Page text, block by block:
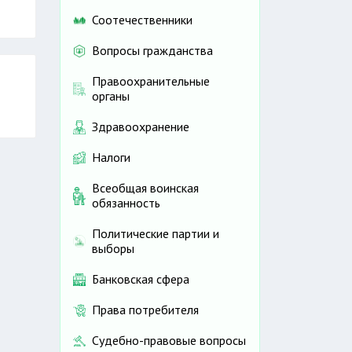
Соотечественники
Вопросы гражданства
Правоохранительные
органы
Здравоохранение
Налоги
Всеобщая воинская
обязанность
Политические партии и
выборы
Банковская сфера
Права потребителя
Судебно-правовые вопросы